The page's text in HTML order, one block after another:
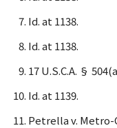
Id. at 1138.
Id. at 1138.
17 U.S.C.A. §
Id. at 1139.
Petrella v. Metro-